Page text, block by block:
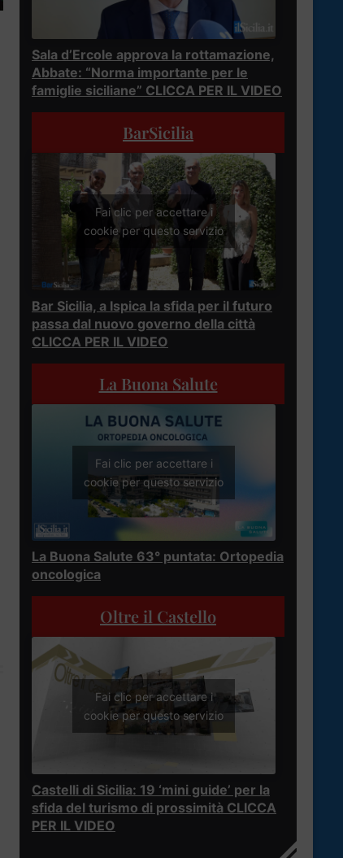
Sala d’Ercole approva la rottamazione,
Abbate: “Norma importante per le
famiglie siciliane” CLICCA PER IL VIDEO
BarSicilia
Fai clic per accettare i
cookie per questo servizio
Bar Sicilia, a Ispica la sfida per il futuro
passa dal nuovo governo della città
CLICCA PER IL VIDEO
La Buona Salute
Fai clic per accettare i
cookie per questo servizio
La Buona Salute 63° puntata: Ortopedia
oncologica
Oltre il Castello
Fai clic per accettare i
cookie per questo servizio
Castelli di Sicilia: 19 ‘mini guide’ per la
sfida del turismo di prossimità CLICCA
PER IL VIDEO